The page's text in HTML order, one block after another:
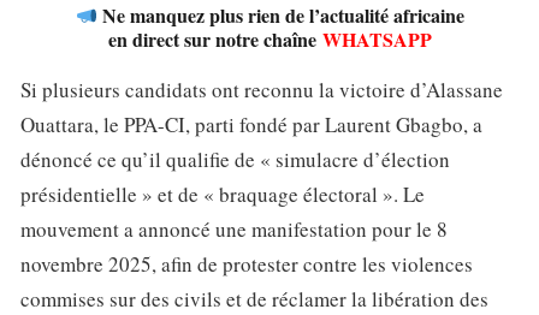
Ne manquez plus rien de l’actualité africaine
en direct sur notre chaîne WHATSAPP
Si plusieurs candidats ont reconnu la victoire d’Alassane
Ouattara, le PPA-CI, parti fondé par Laurent Gbagbo, a
dénoncé ce qu’il qualifie de « simulacre d’élection
présidentielle » et de « braquage électoral ». Le
mouvement a annoncé une manifestation pour le 8
novembre 2025, afin de protester contre les violences
commises sur des civils et de réclamer la libération des